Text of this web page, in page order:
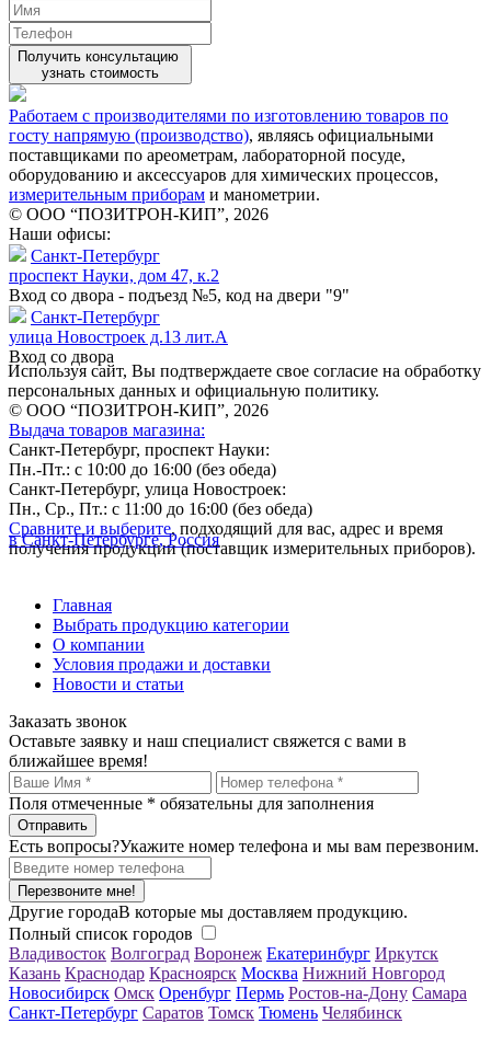
Получить консультацию
узнать стоимость
Работаем с производителями по изготовлению товаров по
госту напрямую (производство), являясь официальными
поставщиками по ареометрам, лабораторной посуде,
оборудованию и аксессуаров для химических процессов,
измерительным приборам и манометрии.
© ООО “ПОЗИТРОН-КИП”, 2026
Наши офисы:
Санкт-Петербург
проспект Науки, дом 47, к.2
Вход со двора - подъезд №5, код на двери "9"
Санкт-Петербург
улица Новостроек д.13 лит.А
Вход со двора
Используя сайт, Вы подтверждаете свое согласие на обработку
персональных данных и официальную политику.
© ООО “ПОЗИТРОН-КИП”, 2026
Выдача товаров магазина:
Санкт-Петербург, проспект Науки:
Пн.-Пт.: с 10:00 до 16:00 (без обеда)
Санкт-Петербург, улица Новостроек:
Пн., Ср., Пт.: с 11:00 до 16:00 (без обеда)
Сравните и выберите, подходящий для вас, адрес и время
получения продукции (поставщик измерительных приборов).
в Санкт-Петербурге, Россия
Главная
Выбрать продукцию категории
О компании
Условия продажи и доставки
Новости и статьи
Заказать звонок
Оставьте заявку и наш специалист свяжется с вами в
ближайшее время!
Поля отмеченные * обязательны для заполнения
Есть вопросы?Укажите номер телефона и мы вам перезвоним.
Перезвоните мне!
Другие городаВ которые мы доставляем продукцию.
Полный список городов
Владивосток Волгоград Воронеж Екатеринбург Иркутск
Казань Краснодар Красноярск Москва Нижний Новгород
Новосибирск Омск Оренбург Пермь Ростов-на-Дону Самара
Санкт-Петербург Саратов Томск Тюмень Челябинск